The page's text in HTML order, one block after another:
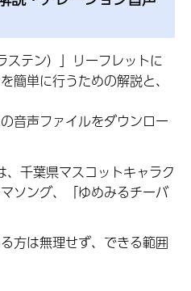
ステン）」リーフレットに
簡単に行うための解説と、
音声ファイルをダウンロー
千葉県マスコットキャラク
ソング、「ゆめみるチーバ
方は無理せず、できる範囲